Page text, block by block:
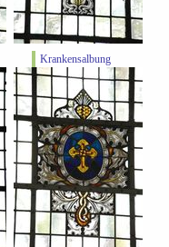
Krankensalbung